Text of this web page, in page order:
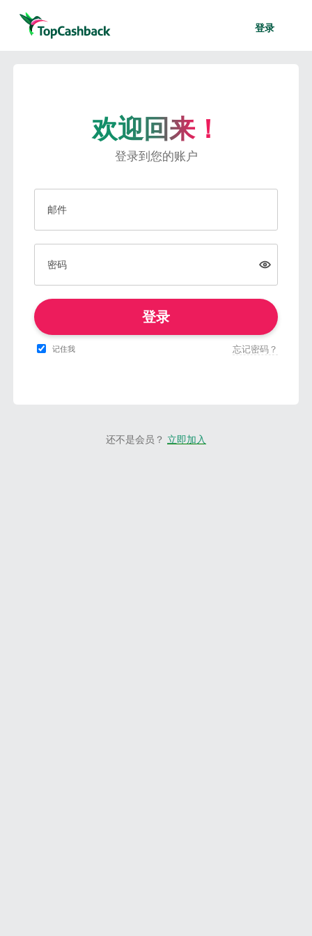
登录
欢迎回来！
登录到您的账户
邮件
密码
登录
记住我 忘记密码？
还不是会员？ 立即加入